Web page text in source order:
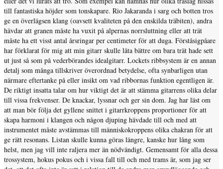
till fantastiska höjder som tonskapare. Rio Jakaranda i sarg och botten tros
ge en överlägsen klang (oavsett kvaliteten på den enskilda träbiten), andra
hävdar att granen måste ha vuxit på alpernas norrsluttning eller att trät
måste ha ett visst antal årsringar per centimeter för att duga. Förståsigpåare
har förklarat för mig att min gitarr skulle låta bättre om bara trät hade sett
ut just så som på vederbörandes idealgitarr. Lockets ribbsystem är en annan
detalj som många tillskriver överordnad betydelse, ofta synbarligen utan
närmare eftertanke på eller insikt om vad ribbornas funktion egentligen är.
De riktigt insatta talar om hur viktigt det är att stämma gitarrens olika delar
till vissa frekvenser. De knackar, lyssnar och ger sin dom. Jag har läst om
att man bör följa det gyllene snittet i gitarrkroppens proportioner för att
skapa harmoni i klangen och någon djuping hävdade till och med att
instrumentet måste avstämmas till människokroppens olika chakran för att
ge rätt resonans. Listan skulle kunna göras längre, kanske hur lång som
helst, men jag vill inte raljera mer än nödvändigt. Gemensamt för alla dessa
trossystem, hokus pokus och i vissa fall till och med trams är, som jag ser